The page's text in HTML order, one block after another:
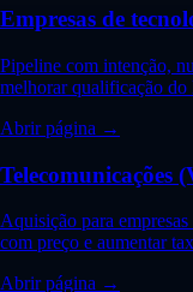
Empresas de
Pipeline com intenção,
melhorar qualificação do
Abrir página →
Telecomunicações
Aquisição para
com preço e aumentar
Abrir página →